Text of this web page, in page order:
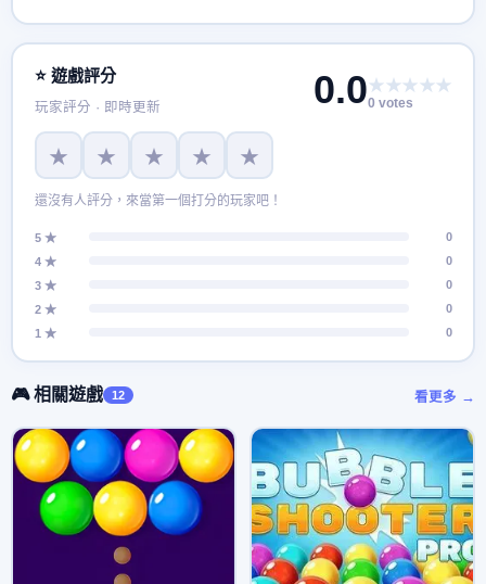
⭐ 遊戲評分
玩家評分 · 即時更新 0.0★★★★★
0 votes
★ ★ ★ ★ ★
還沒有人評分，來當第一個打分的玩家吧！
5 ★
0
4 ★
0
3 ★
0
2 ★
0
1 ★
0
🎮 相關遊戲 12 看更多 →